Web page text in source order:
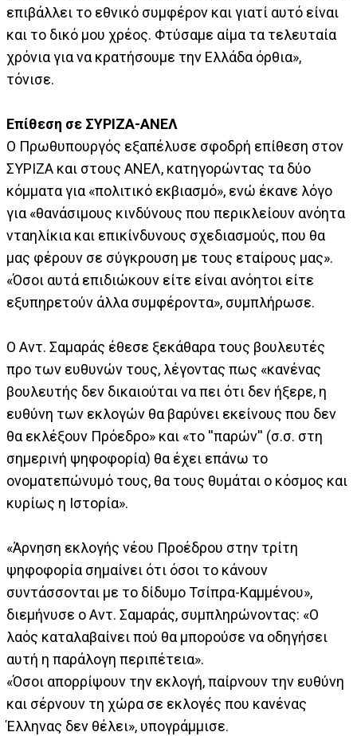
επιβάλλει το εθνικό συμφέρον και γιατί αυτό είναι
και το δικό μου χρέος. Φτύσαμε αίμα τα τελευταία
χρόνια για να κρατήσουμε την Ελλάδα όρθια»,
τόνισε.
Επίθεση σε ΣΥΡΙΖΑ-ΑΝΕΛ
Ο Πρωθυπουργός εξαπέλυσε σφοδρή επίθεση στον
ΣΥΡΙΖΑ και στους ΑΝΕΛ, κατηγορώντας τα δύο
κόμματα για «πολιτικό εκβιασμό», ενώ έκανε λόγο
για «θανάσιμους κινδύνους που περικλείουν ανόητα
νταηλίκια και επικίνδυνους σχεδιασμούς, που θα
μας φέρουν σε σύγκρουση με τους εταίρους μας».
«Όσοι αυτά επιδιώκουν είτε είναι ανόητοι είτε
εξυπηρετούν άλλα συμφέροντα», συμπλήρωσε.
Ο Αντ. Σαμαράς έθεσε ξεκάθαρα τους βουλευτές
προ των ευθυνών τους, λέγοντας πως «κανένας
βουλευτής δεν δικαιούται να πει ότι δεν ήξερε, η
ευθύνη των εκλογών θα βαρύνει εκείνους που δεν
θα εκλέξουν Πρόεδρο» και «το ''παρών'' (σ.σ. στη
σημερινή ψηφοφορία) θα έχει επάνω το
ονοματεπώνυμό τους, θα τους θυμάται ο κόσμος και
κυρίως η Ιστορία».
«Άρνηση εκλογής νέου Προέδρου στην τρίτη
ψηφοφορία σημαίνει ότι όσοι το κάνουν
συντάσσονται με το δίδυμο Τσίπρα-Καμμένου»,
διεμήνυσε ο Αντ. Σαμαράς, συμπληρώνοντας: «Ο
λαός καταλαβαίνει πού θα μπορούσε να οδηγήσει
αυτή η παράλογη περιπέτεια».
«Όσοι απορρίψουν την εκλογή, παίρνουν την ευθύνη
και σέρνουν τη χώρα σε εκλογές που κανένας
Έλληνας δεν θέλει», υπογράμμισε.